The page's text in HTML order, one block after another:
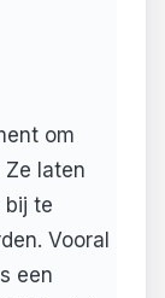
om
laten
bij te
Vooral
een